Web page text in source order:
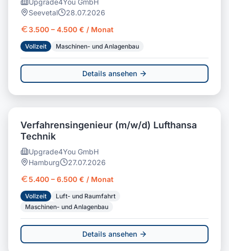
Seevetal
28.07.2026
3.500 – 4.500 € / Monat
Vollzeit Maschinen- und Anlagenbau
Details ansehen
Verfahrensingenieur (m/w/d) Lufthansa
Technik
Upgrade4You GmbH
Hamburg
27.07.2026
5.400 – 6.500 € / Monat
Vollzeit
Luft- und Raumfahrt
Maschinen- und Anlagenbau
Details ansehen